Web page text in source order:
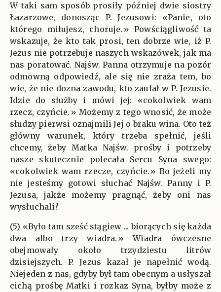
W taki sam sposób prosiły później dwie siostry
Łazarzowe, donosząc P. Jezusowi: «Panie, oto
którego miłujesz, choruje.» Powściągliwość ta
wskazuje, że kto tak prosi, ten dobrze wie, iż P.
Jezus nie potrzebuje naszych wskazówek, jak ma
nas poratować. Najśw. Panna otrzymuje na pozór
odmowną odpowiedź, ale się nie zraża tem, bo
wie, że nie dozna zawodu, kto zaufał w P. Jezusie.
Idzie do służby i mówi jej: «cokolwiek wam
rzecz, czyńcie.» Możemy z tego wnosić, że może
słudzy pierwsi oznajmili Jej o braku wina. Oto też
główny warunek, który trzeba spełnić, jeśli
chcemy, żeby Matka Najśw. prośby i potrzeby
nasze skutecznie polecała Sercu Syna swego:
«cokolwiek wam rzecze, czyńcie.» Bo jeżeli my
nie jesteśmy gotowi słuchać Najśw. Panny i P.
Jezusa, jakże możemy pragnąć, żeby oni nas
wysłuchali?
(5) «Było tam sześć stągiew ... biorących się każda
dwa albo trzy wiadra.» Wiadra ówczesne
obejmowały około trzydziestu litrów
dzisiejszych. P. Jezus kazał je napełnić wodą.
Niejeden z nas, gdyby był tam obecnym a usłyszał
cichą prośbę Matki i rozkaz Syna, byłby może z